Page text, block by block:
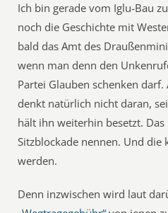
Ich bin gerade vom Iglu-Bau
noch die Geschichte mit
bald das Amt des
wenn man denn den
Partei Glauben schenken
denkt natürlich nicht daran,
hält ihn weiterhin besetzt.
Sitzblockade nennen. Und die
werden.
Denn inzwischen wird laut